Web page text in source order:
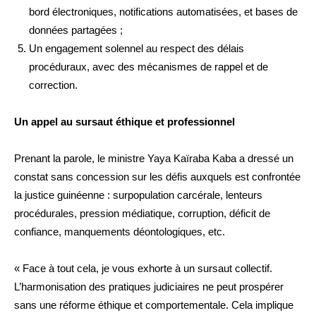
bord électroniques, notifications automatisées, et bases de
données partagées ;
Un engagement solennel au respect des délais
procéduraux, avec des mécanismes de rappel et de
correction.
Un appel au sursaut éthique et professionnel
Prenant la parole, le ministre Yaya Kaïraba Kaba a dressé un
constat sans concession sur les défis auxquels est confrontée
la justice guinéenne : surpopulation carcérale, lenteurs
procédurales, pression médiatique, corruption, déficit de
confiance, manquements déontologiques, etc.
« Face à tout cela, je vous exhorte à un sursaut collectif.
L’harmonisation des pratiques judiciaires ne peut prospérer
sans une réforme éthique et comportementale. Cela implique